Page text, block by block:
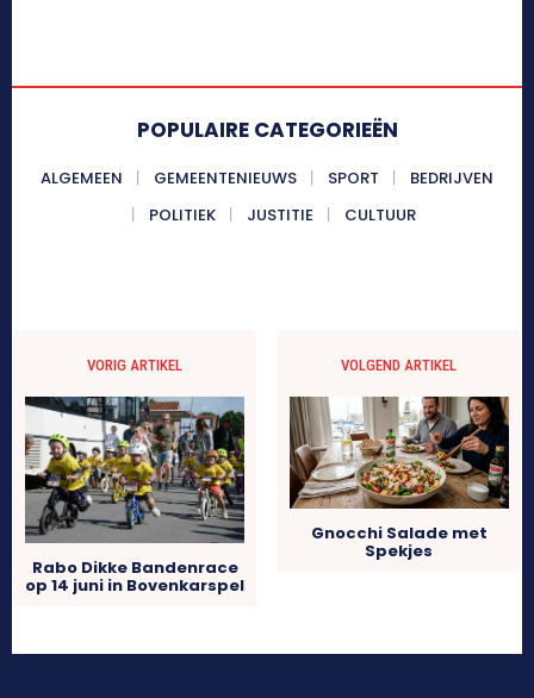
POPULAIRE CATEGORIEËN
ALGEMEEN GEMEENTENIEUWS SPORT
BEDRIJVEN
POLITIEK
JUSTITIE CULTUUR
VORIG ARTIKEL
Rabo Dikke Bandenrace
op 14 juni in Bovenkarspel
VOLGEND ARTIKEL
Gnocchi Salade met
Spekjes